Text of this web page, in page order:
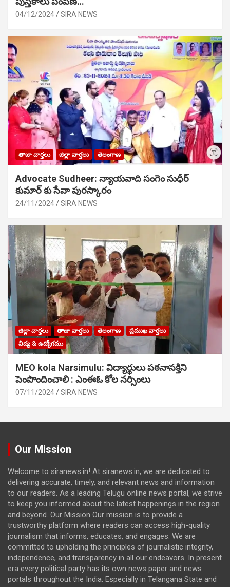
04/12/2024 SIRA NEWS
తాజా వార్తలు జిల్లా వార్తలు తెలంగాణ
Advocate Sudheer: న్యాయవాది సంగెం సుధీర్
కుమార్ కు సేవా పురస్కారం
24/11/2024 SIRA NEWS
జిల్లా వార్తలు తాజా వార్తలు తెలంగాణ
ప్రముఖ వార్తలు
విద్య & ఉద్యోగము
MEO kola Narsimulu: విద్యార్థులు పఠ‌నాసక్తిని
పెంపొందించాలి : ఎంఈఓ కోల నర్సింలు
07/11/2024 SIRA NEWS
Our Mission
Welcome to siranews.in! At siranews.in, we are dedicated to
delivering accurate, timely, and relevant news and information
to our readers. As a leading Telugu online news portal, we strive
to keep you informed about the latest happenings in the region
and beyond. Our Mission Our mission is to provide a
trustworthy platform where readers can access high-quality
journalism that informs, educates, and engages. We are
committed to upholding the principles of journalistic integrity,
independence, and transparency in all our endeavors. In present
era every political party has its own news paper and news
portals throughout the India. Especially in Telangana State and